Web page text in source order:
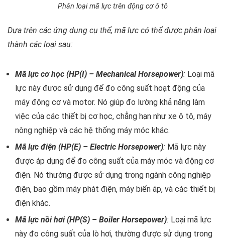
Phân loại mã lực trên động cơ ô tô
Dựa trên các ứng dụng cụ thể, mã lực có thể được phân loại
thành các loại sau:
Mã lực cơ học (HP(I) – Mechanical Horsepower): Loại mã
lực này được sử dụng để đo công suất hoạt động của
máy động cơ và motor. Nó giúp đo lường khả năng làm
việc của các thiết bị cơ học, chẳng hạn như xe ô tô, máy
nông nghiệp và các hệ thống máy móc khác.
Mã lực điện (HP(E) – Electric Horsepower): Mã lực này
được áp dụng để đo công suất của máy móc và động cơ
điện. Nó thường được sử dụng trong ngành công nghiệp
điện, bao gồm máy phát điện, máy biến áp, và các thiết bị
điện khác.
Mã lực nồi hơi (HP(S) – Boiler Horsepower): Loại mã lực
này đo công suất của lò hơi, thường được sử dụng trong